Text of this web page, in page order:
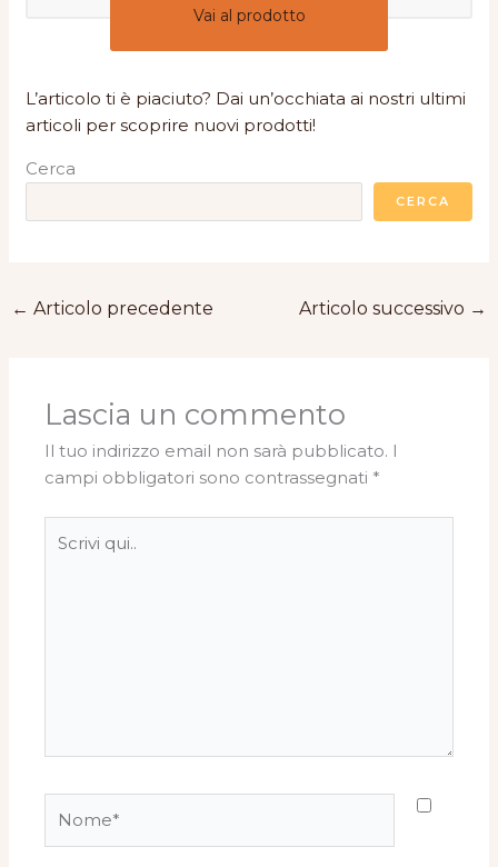
Vai al prodotto
L’articolo ti è piaciuto? Dai un’occhiata ai nostri ultimi
articoli per scoprire nuovi prodotti!
Cerca
CERCA
← Articolo precedente Articolo successivo →
Lascia un commento
Il tuo indirizzo email non sarà pubblicato. I
campi obbligatori sono contrassegnati *
qui..